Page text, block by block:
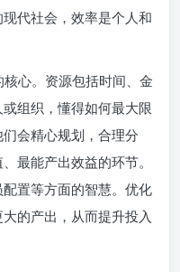
代社会，效率是个人和
核心。资源包括时间、金
组织，懂得如何最大限
会精心规划，合理分
最能产出效益的环节。
置等方面的智慧。优化
的产出，从而提升投入